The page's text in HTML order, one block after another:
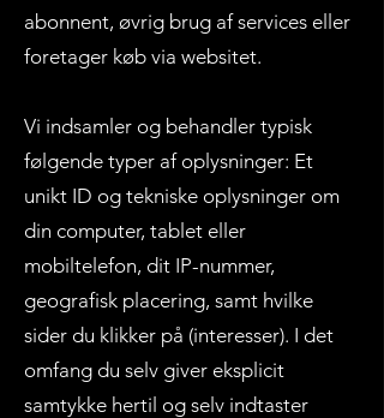
abonnent, øvrig brug af services eller
foretager køb via websitet.
Vi indsamler og behandler typisk
følgende typer af oplysninger: Et
unikt ID og tekniske oplysninger om
din computer, tablet eller
mobiltelefon, dit IP-nummer,
geografisk placering, samt hvilke
sider du klikker på (interesser). I det
omfang du selv giver eksplicit
samtykke hertil og selv indtaster